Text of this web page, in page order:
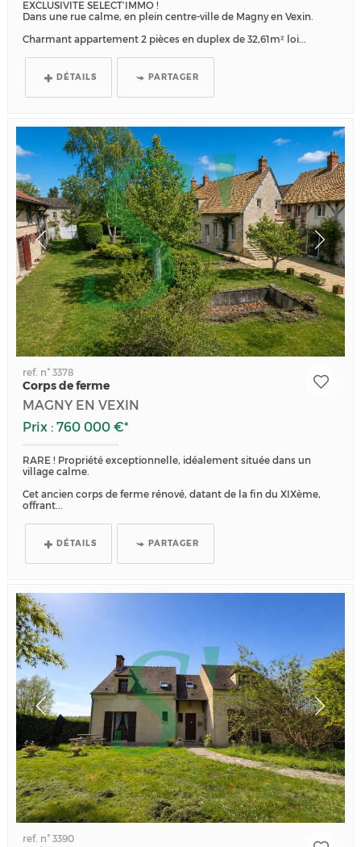
EXCLUSIVITE SELECT’IMMO !
Dans une rue calme, en plein centre-ville de Magny en Vexin.
Charmant appartement 2 pièces en duplex de 32,61m² loi...
DÉTAILS PARTAGER
ref. n° 3378
Corps de ferme
MAGNY EN VEXIN
Prix : 760 000 €*
RARE ! Propriété exceptionnelle, idéalement située dans un
village calme.
Cet ancien corps de ferme rénové, datant de la fin du XIXème,
offrant...
DÉTAILS PARTAGER
ref. n° 3390